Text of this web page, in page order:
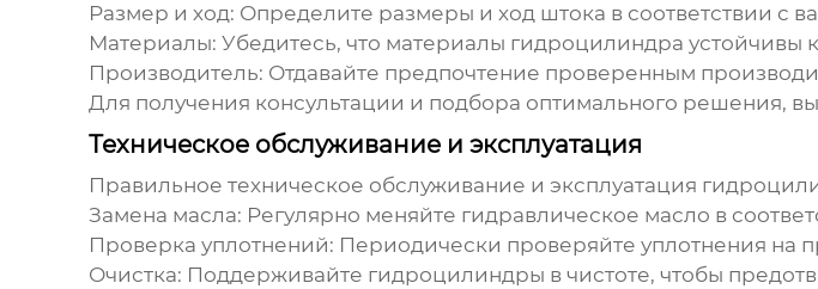
Размер и ход: Определите размеры и ход штока в соответствии с
Материалы: Убедитесь, что материалы гидроцилиндра устойчивы
Производитель: Отдавайте предпочтение проверенным
Для получения консультации и подбора оптимального решения,
Техническое обслуживание и эксплуатация
Правильное техническое обслуживание и эксплуатация
Замена масла: Регулярно меняйте гидравлическое масло в
Проверка уплотнений: Периодически проверяйте уплотнения на
Очистка: Поддерживайте гидроцилиндры в чистоте, чтобы